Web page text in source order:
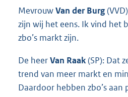
MevrouwVan der Burg
zijn wij het eens. Ik vind het
zbo’s markt zijn.
De heerVan Raak(SP): Dat
trend van meer markt en
Daardoor hebben zbo’s